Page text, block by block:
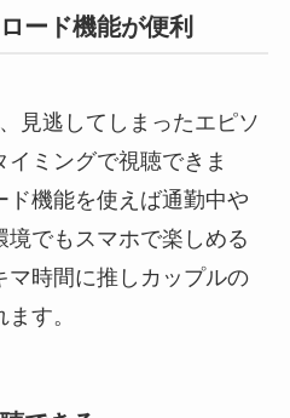
ード機能が便利
見逃してしまったエピソ
ミングで視聴できま
機能を使えば通勤中や
でもスマホで楽しめる
マ時間に推しカップルの
す。